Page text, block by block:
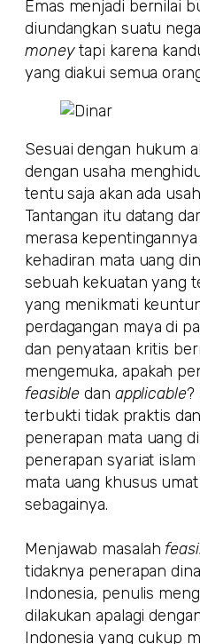
Emas menjadi bernilai
diundangkan suatu
moneytapi karena
yang diakui semua
Sesuai dengan hukum
dengan usaha
tentu saja akan ada
Tantangan itu datang
merasa
kehadiran mata uang
sebuah kekuatan yang
yang menikmati
perdagangan maya di
dan penyataan kritis
mengemuka, apakah
feasible dan applicable?
terbukti tidak praktis
penerapan mata uang
penerapan syariat
mata uang khusus
sebagainya.
Menjawab masalah
tidaknya penerapan
Indonesia, penulis
dilakukan apalagi
Indonesia yang cukup